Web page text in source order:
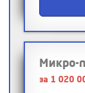
Микро-
за 1 020